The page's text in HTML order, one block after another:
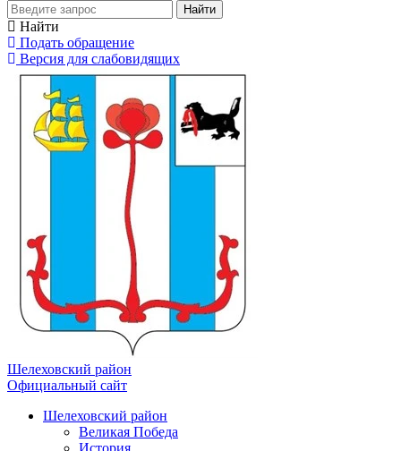
Найти
Найти
Подать обращение
Версия для слабовидящих
Шелеховский район
Официальный сайт
Шелеховский район
Великая Победа
История